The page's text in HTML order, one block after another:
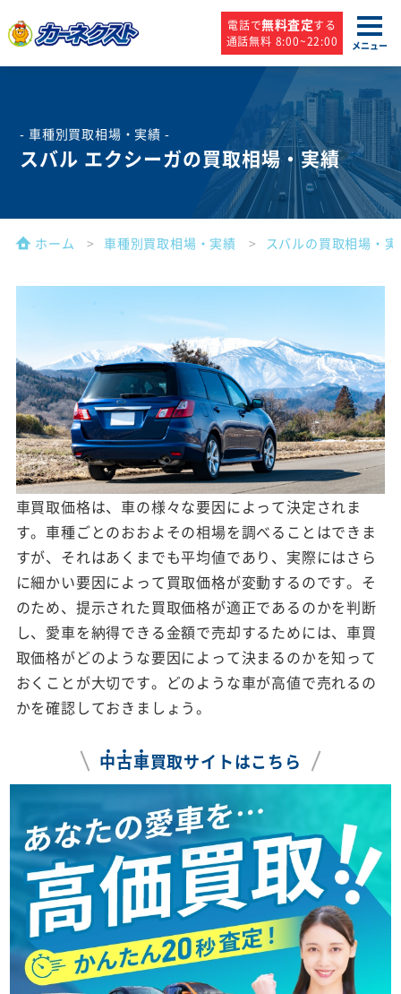
電話で無料査定する
通話無料 8:00~22:00
メニュー
- 車種別買取相場・実績 -
スバル エクシーガの買取相場・実績
ホーム 車種別買取相場・実績 スバルの買取相場・
車買取価格は、車の様々な要因によって決定されま
す。車種ごとのおおよその相場を調べることはできま
すが、それはあくまでも平均値であり、実際にはさら
に細かい要因によって買取価格が変動するのです。そ
のため、提示された買取価格が適正であるのかを判断
し、愛車を納得できる金額で売却するためには、車買
取価格がどのような要因によって決まるのかを知って
おくことが大切です。どのような車が高値で売れるの
かを確認しておきましょう。
中古車買取サイトはこちら